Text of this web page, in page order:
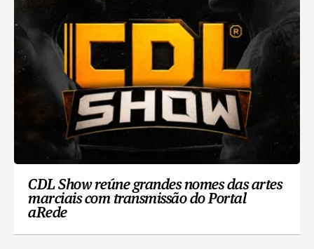
CDL Show reúne grandes nomes das artes
marciais com transmissão do Portal
aRede